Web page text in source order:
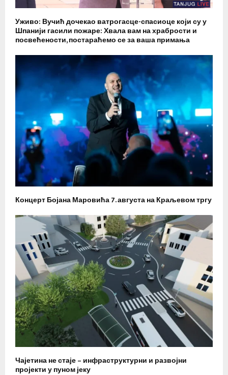
Уживо: Вучић дочекао ватрогасце-спасиоце који су у
Шпанији гасили пожаре: Хвала вам на храбрости и
посвећености, постараћемо се за ваша примања
Концерт Бојана Маровића 7. августа на Краљевом тргу
Чајетина не стаје – инфраструктурни и развојни
пројекти у пуном јеку